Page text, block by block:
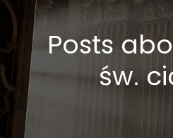
Posts
św.